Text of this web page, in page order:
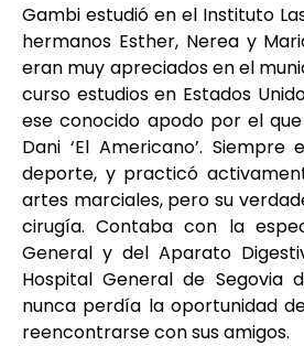
Gambi estudió en el Instituto
hermanos Esther, Nerea y
eran muy apreciados en el
curso estudios en Estados
ese conocido apodo por el
Dani ‘El Americano’. Siempre
deporte, y practicó
artes marciales, pero su
cirugía. Contaba con la
General y del Aparato
Hospital General de Segovia
nunca perdía la oportunidad
reencontrarse con sus amigos.